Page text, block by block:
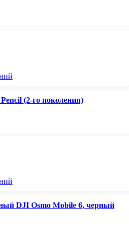
(2-го поколения)
DJI Osmo Mobile 6, черный